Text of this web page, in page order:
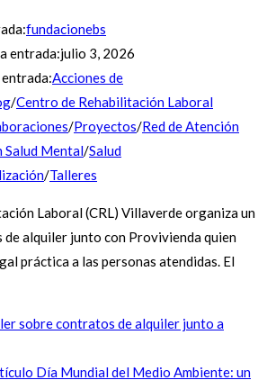
fundacionebs
entrada:julio 3, 2026
Acciones de
/Centro de Rehabilitación Laboral
/Proyectos/Red de Atención
Salud Mental/Salud
/Talleres
Laboral (CRL) Villaverde organiza un
alquiler junto con Provivienda quien
práctica a las personas atendidas. El
sobre contratos de alquiler junto a